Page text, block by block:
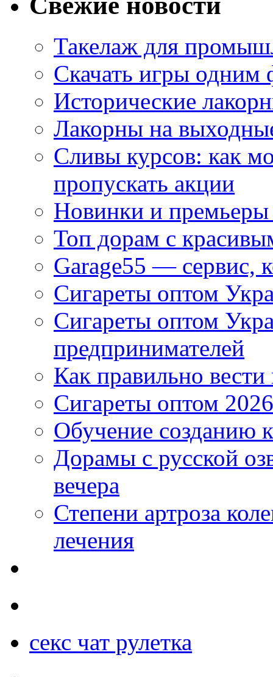
Такелаж для
Скачать игры одним
Исторические
Лакорны на
Сливы курсов: как
пропускать акции
Новинки и
Топ дорам с
Garage55 — сервис,
Сигареты оптом
Сигареты оптом
предпринимателей
Как правильно
Сигареты оптом
Обучение созданию
Дорамы с русской
вечера
Степени артроза
лечения
секс чат рулетка